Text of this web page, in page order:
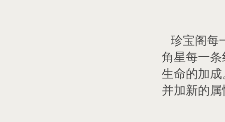
珍宝阁每
角星每一
生命的加
并加新的属